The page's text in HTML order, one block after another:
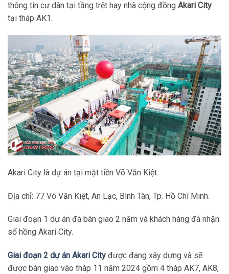
thông tin cư dân tại tầng trệt hay nhà cộng đồng Akari City
tại tháp AK1.
Akari City là dự án tại mặt tiền Võ Văn Kiệt
Địa chỉ: 77 Võ Văn Kiệt, An Lạc, Bình Tân, Tp. Hồ Chí Minh.
Giai đoạn 1 dự án đã bàn giao 2 năm và khách hàng đã nhận
sổ hồng Akari City.
Giai đoạn 2 dự án Akari City được đang xây dựng và sẽ
được bàn giao vào tháp 11 năm 2024 gồm 4 tháp AK7, AK8,